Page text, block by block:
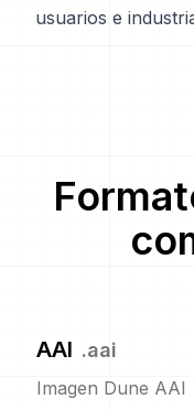
usuarios e
AAI .aai
Imagen Dune AAI